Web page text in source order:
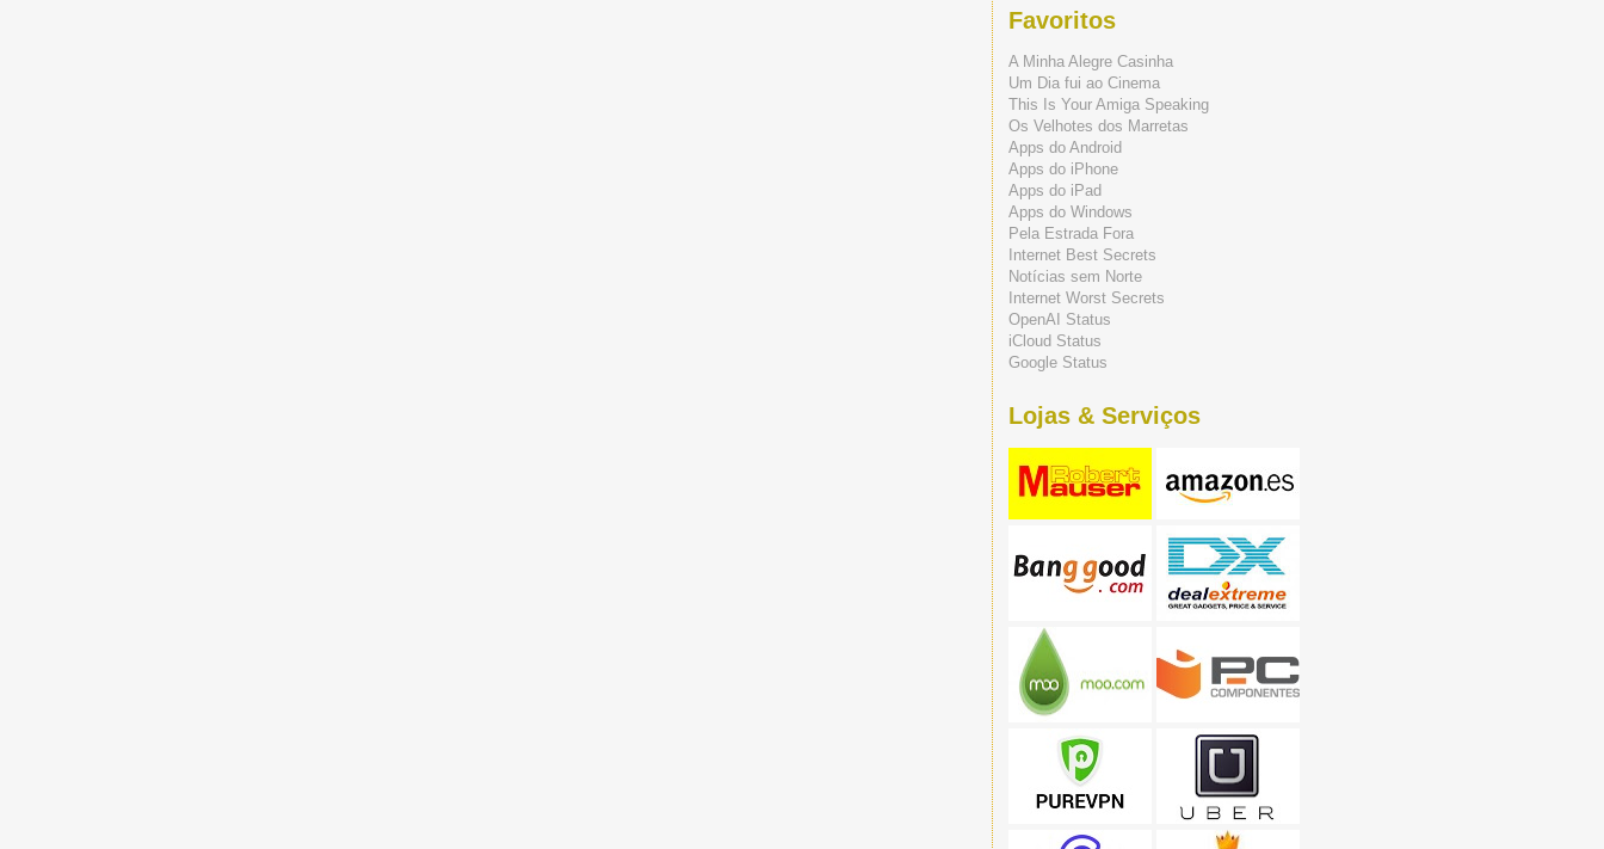
Favoritos
A Minha Alegre Casinha
Um Dia fui ao Cinema
This Is Your Amiga Speaking
Os Velhotes dos Marretas
Apps do Android
Apps do iPhone
Apps do iPad
Apps do Windows
Pela Estrada Fora
Internet Best Secrets
Notícias sem Norte
Internet Worst Secrets
OpenAI Status
iCloud Status
Google Status
Lojas & Serviços